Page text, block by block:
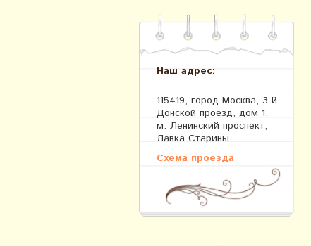
Наш адрес:
115419, город Москва, 3-й
Донской проезд, дом 1,
м. Ленинский проспект,
Лавка Старины
Схема проезда